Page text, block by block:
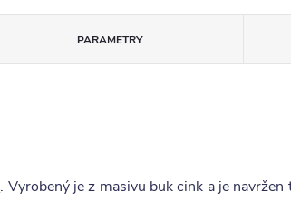
PARAMETRY
. Vyrobený je z masivu buk cink a je